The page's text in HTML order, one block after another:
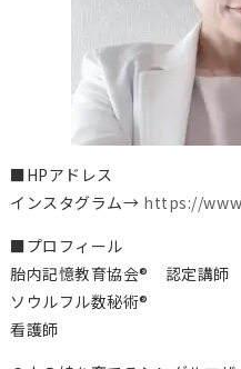
■HPアドレス
インスタグラム→ https://
■プロフィール
胎内記憶教育協会® 認定講師
ソウルフル数秘術®
看護師